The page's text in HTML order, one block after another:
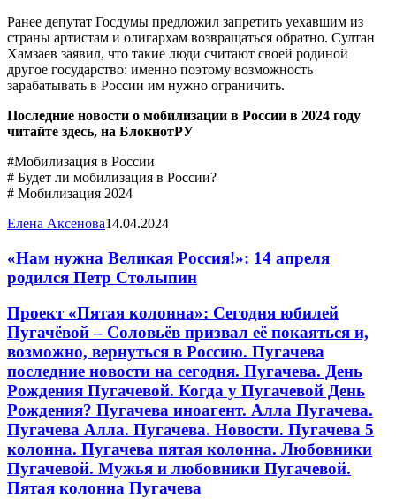
Ранее депутат Госдумы предложил запретить уехавшим из
страны артистам и олигархам возвращаться обратно. Султан
Хамзаев заявил, что такие люди считают своей родиной
другое государство: именно поэтому возможность
зарабатывать в России им нужно ограничить.
Последние новости о мобилизации в России в 2024 году
читайте здесь, на БлокнотРУ
#Мобилизация в России
# Будет ли мобилизация в России?
# Мобилизация 2024
Елена Аксенова14.04.2024
«Нам нужна Великая Россия!»: 14 апреля
родился Петр Столыпин
Проект «Пятая колонна»: Сегодня юбилей
Пугачёвой – Соловьёв призвал её покаяться и,
возможно, вернуться в Россию. Пугачева
последние новости на сегодня. Пугачева. День
Рождения Пугачевой. Когда у Пугачевой День
Рождения? Пугачева иноагент. Алла Пугачева.
Пугачева Алла. Пугачева. Новости. Пугачева 5
колонна. Пугачева пятая колонна. Любовники
Пугачевой. Мужья и любовники Пугачевой.
Пятая колонна Пугачева